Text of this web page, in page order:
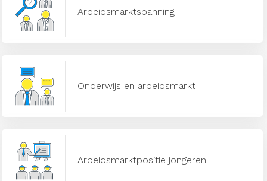
Arbeidsmarktspanning
Onderwijs en arbeidsmarkt
Arbeidsmarktpositie jongeren